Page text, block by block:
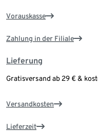
Vorauskasse
Zahlung in der Filiale
Lieferung
Gratisversand ab 29 € &
Versandkosten
Lieferzeit